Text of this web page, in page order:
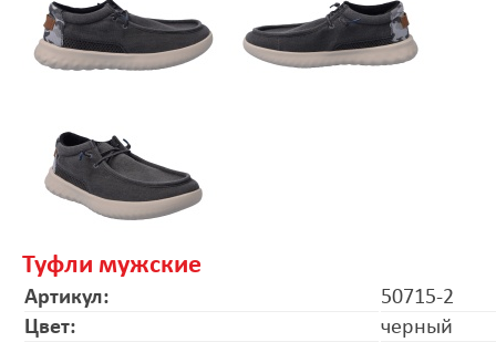
Туфли мужские
Артикул:
50715-2
Цвет:
черный